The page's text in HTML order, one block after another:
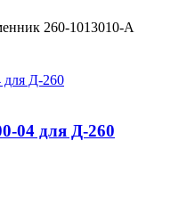
260-1013010-А
04 для Д-260